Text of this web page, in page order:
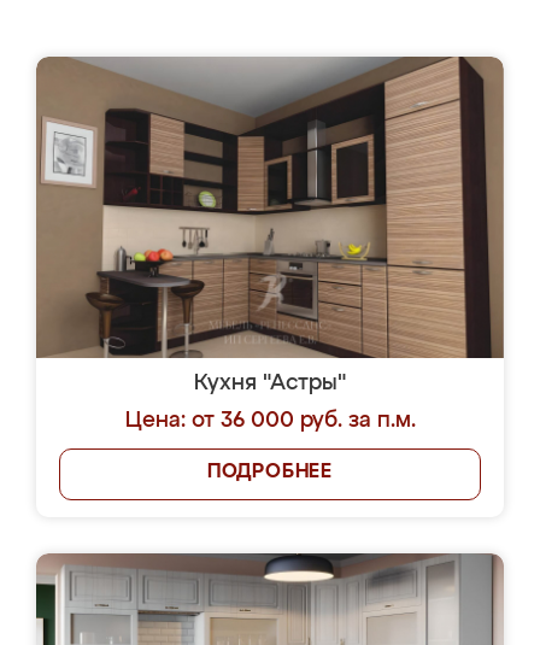
Кухня "Астры"
Цена: от 36 000 руб. за п.м.
ПОДРОБНЕЕ